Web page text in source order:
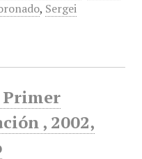
, Sergei
Primer
, 2002,